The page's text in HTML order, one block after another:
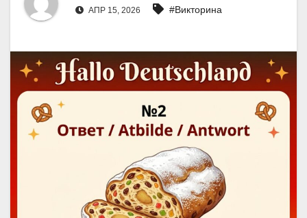
АПР 15, 2026 #Викторина